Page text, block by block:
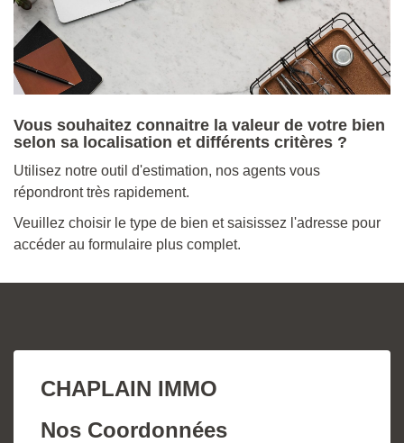
Vous souhaitez connaitre la valeur de votre bien
selon sa localisation et différents critères ?
Utilisez notre outil d'estimation, nos agents vous
répondront très rapidement.
Veuillez choisir le type de bien et saisissez l'adresse pour
accéder au formulaire plus complet.
CHAPLAIN IMMO
Nos Coordonnées